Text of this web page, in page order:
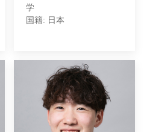
学
国籍: 日本